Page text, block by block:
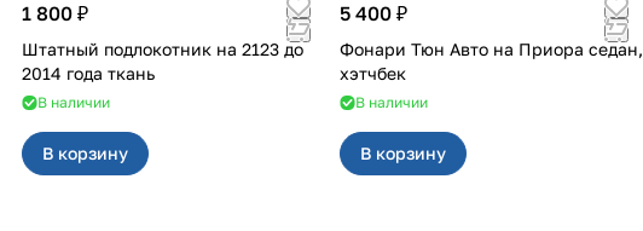
1 800 ₽
Штатный подлокотник на 2123 до
2014 года ткань
В наличии
В корзину
5 400 ₽
Фонари Тюн Авто на Приора седан,
хэтчбек
В наличии
В корзину